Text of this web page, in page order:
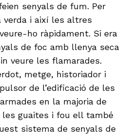
senyals de fum. Per
verda i així les altres
ho ràpidament. Si era
de foc amb llenya seca
veure les flamarades.
metge, historiador i
de l’edificació de les
en la majoria de
guaites i fou ell també
sistema de senyals de